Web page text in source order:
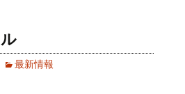
最新情報